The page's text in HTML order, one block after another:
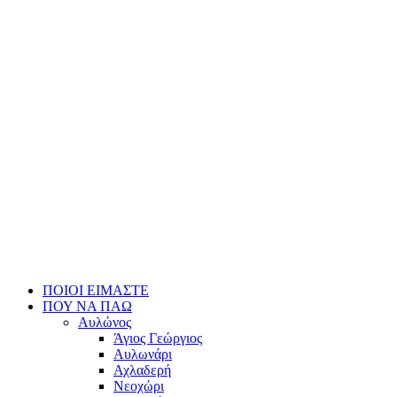
ΠΟΙΟΙ ΕΙΜΑΣΤΕ
ΠΟΥ ΝΑ ΠΑΩ
Αυλώνος
Άγιος Γεώργιος
Αυλωνάρι
Αχλαδερή
Νεοχώρι